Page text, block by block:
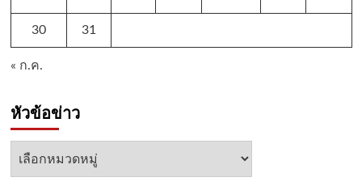
30 31
« ก.ค.
หัวข้อข่าว
หัวข้อ